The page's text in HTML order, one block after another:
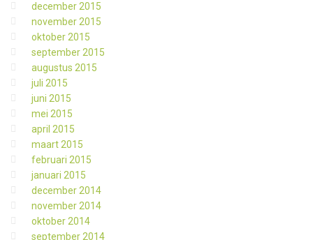
december 2015
november 2015
oktober 2015
september 2015
augustus 2015
juli 2015
juni 2015
mei 2015
april 2015
maart 2015
februari 2015
januari 2015
december 2014
november 2014
oktober 2014
september 2014